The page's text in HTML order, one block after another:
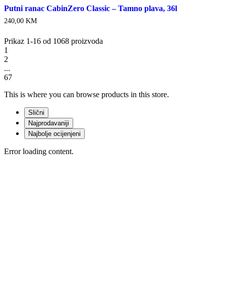
Putni ranac CabinZero Classic – Tamno plava, 36l
240,00 KM
Prikaz 1-16 od 1068 proizvoda
1
2
...
67
This is where you can browse products in this store.
Slični
Najprodavaniji
Najbolje ocijenjeni
Error loading content.